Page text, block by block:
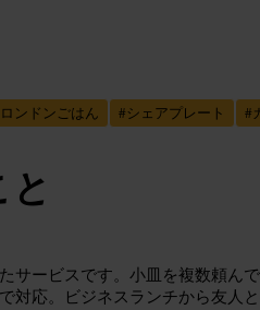
ロンドンごはん #シェアプレート #
サービスです。小皿を複数頼ん
対応。ビジネスランチから友人